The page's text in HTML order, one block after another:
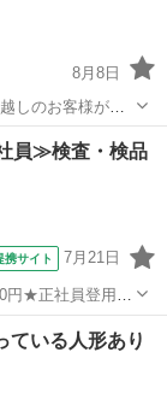
8月8日
しのお客様が増
新車を買う予算
チ
員≫検査・検品
携サイト 7月21日
円★正社員登用制
駐車場あり！《三
ている人形あり